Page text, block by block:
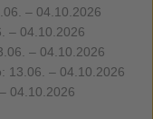
– 04.10.2026
– 04.10.2026
– 04.10.2026
13.06. – 04.10.2026
04.10.2026